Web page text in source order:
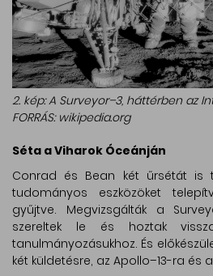
2. kép: A Surveyor–3, háttérben az
FORRÁS: wikipedia.org
Séta a Viharok Óceánján
Conrad és Bean két űrsétát is
tudományos eszközöket
gyűjtve. Megvizsgálták a
szereltek le és hoztak
tanulmányozásukhoz. És
két küldetésre, az Apollo–13-ra és